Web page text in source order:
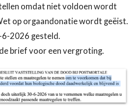
omdat niet voldoen wordt
op orgaandonatie wordt geëist.
2026 gesteld.
brief voor een vergroting.